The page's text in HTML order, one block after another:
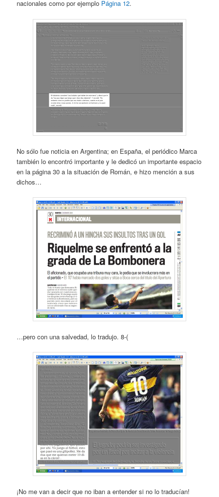
nacionales como por ejemplo Página 12.
No sólo fue noticia en Argentina; en España, el periódico Marca
también lo encontró importante y le dedicó un importante espacio
en la página 30 a la situación de Román, e hizo mención a sus
dichos…
…pero con una salvedad, lo tradujo. 8-(
¡No me van a decir que no iban a entender si no lo traducían!